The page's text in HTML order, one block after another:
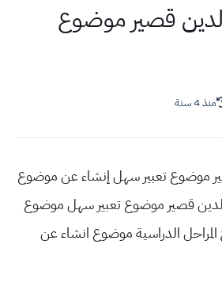
قصير موضوع
منذ 4 سنة
موضوع تعبير سهل إنشاء عن موضوع
قصير موضوع تعبير سهل موضوع
الدراسية موضوع انشاء عن